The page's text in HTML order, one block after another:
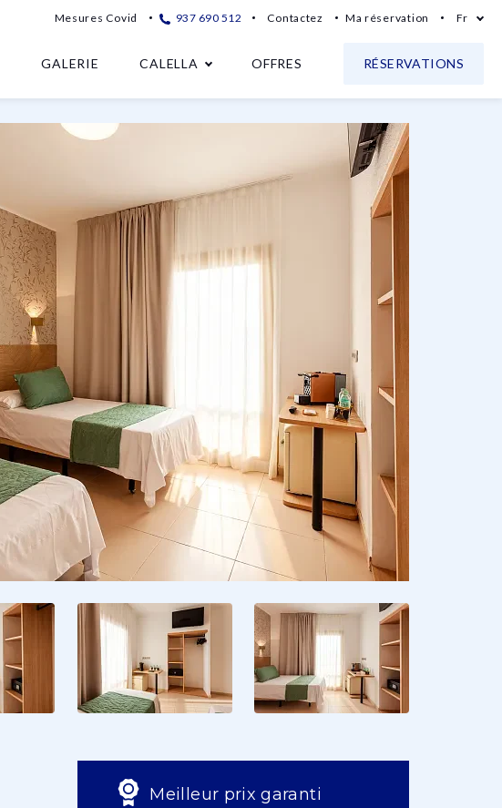
Mesures Covid 937 690 512 Contactez Ma réservation Fr
GALERIE CALELLA OFFRES RÉSERVATIONS
Meilleur prix garanti